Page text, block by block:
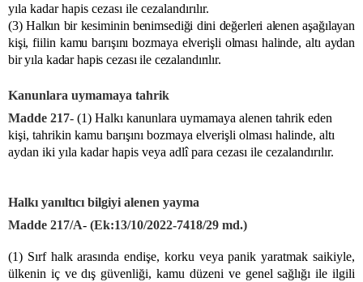
yıla kadar hapis cezası ile cezalandırılır.
(3) Halkın bir kesiminin benimsediği dini değerleri alenen aşağılayan
kişi, fiilin kamu barışını bozmaya elverişli olması halinde, altı aydan
bir yıla kadar hapis cezası ile cezalandırılır.
Kanunlara uymamaya tahrik
Madde 217- (1) Halkı kanunlara uymamaya alenen tahrik eden
kişi, tahrikin kamu barışını bozmaya elverişli olması halinde, altı
aydan iki yıla kadar hapis veya adlî para cezası ile cezalandırılır.
Halkı yanıltıcı bilgiyi alenen yayma
Madde 217/A- (Ek:13/10/2022-7418/29 md.)
(1) Sırf halk arasında endişe, korku veya panik yaratmak saikiyle,
ülkenin iç ve dış güvenliği, kamu düzeni ve genel sağlığı ile ilgili